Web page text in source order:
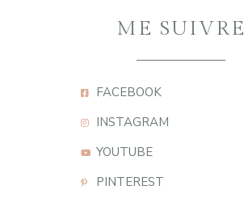
ME SUIVRE
FACEBOOK
INSTAGRAM
YOUTUBE
PINTEREST